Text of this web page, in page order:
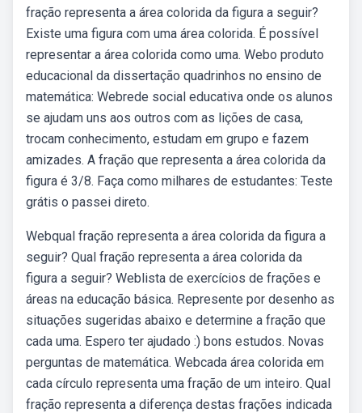
fração representa a área colorida da figura a seguir?
Existe uma figura com uma área colorida. É possível
representar a área colorida como uma. Webo produto
educacional da dissertação quadrinhos no ensino de
matemática: Webrede social educativa onde os alunos
se ajudam uns aos outros com as lições de casa,
trocam conhecimento, estudam em grupo e fazem
amizades. A fração que representa a área colorida da
figura é 3/8. Faça como milhares de estudantes: Teste
grátis o passei direto.
Webqual fração representa a área colorida da figura a
seguir? Qual fração representa a área colorida da
figura a seguir? Weblista de exercícios de frações e
áreas na educação básica. Represente por desenho as
situações sugeridas abaixo e determine a fração que
cada uma. Espero ter ajudado :) bons estudos. Novas
perguntas de matemática. Webcada área colorida em
cada círculo representa uma fração de um inteiro. Qual
fração representa a diferença destas frações indicada